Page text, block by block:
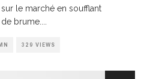
le marché en soufflant
brume.
329 VIEWS